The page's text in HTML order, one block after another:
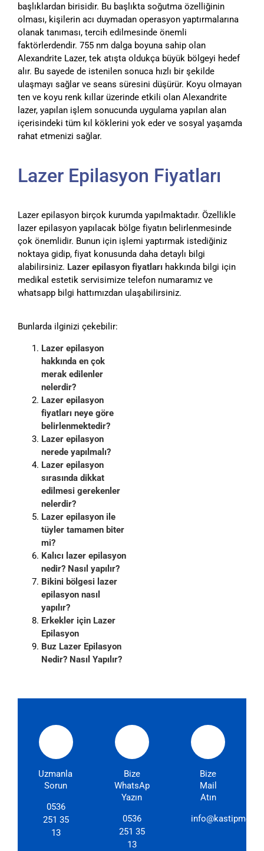
başlıklardan birisidir. Bu başlıkta soğutma özelliğinin
olması, kişilerin acı duymadan operasyon yaptırmalarına
olanak tanıması, tercih edilmesinde önemli
faktörlerdendir. 755 nm dalga boyuna sahip olan
Alexandrite Lazer, tek atışta oldukça büyük bölgeyi hedef
alır. Bu sayede de istenilen sonuca hızlı bir şekilde
ulaşmayı sağlar ve seans süresini düşürür. Koyu olmayan
ten ve koyu renk kıllar üzerinde etkili olan Alexandrite
lazer, yapılan işlem sonucunda uygulama yapılan alan
içerisindeki tüm kıl köklerini yok eder ve sosyal yaşamda
rahat etmenizi sağlar.
Lazer Epilasyon Fiyatları
Lazer epilasyon birçok kurumda yapılmaktadır. Özellikle
lazer epilasyon yapılacak bölge fiyatın belirlenmesinde
çok önemlidir. Bunun için işlemi yaptırmak istediğiniz
noktaya gidip, fiyat konusunda daha detaylı bilgi
alabilirsiniz. Lazer epilasyon fiyatları hakkında bilgi için
medikal estetik servisimize telefon numaramız ve
whatsapp bilgi hattımızdan ulaşabilirsiniz.
Bunlarda ilginizi çekebilir:
Lazer epilasyon
hakkında en çok
merak edilenler
nelerdir?
Lazer epilasyon
fiyatları neye göre
belirlenmektedir?
Lazer epilasyon
nerede yapılmalı?
Lazer epilasyon
sırasında dikkat
edilmesi gerekenler
nelerdir?
Lazer epilasyon ile
tüyler tamamen biter
mi?
Kalıcı lazer epilasyon
nedir? Nasıl yapılır?
Bikini bölgesi lazer
epilasyon nasıl
yapılır?
Erkekler için Lazer
Epilasyon
Buz Lazer Epilasyon
Nedir? Nasıl Yapılır?
Uzmanlarımıza
Sorun
0536
251 35
13
Bize
WhatsApp'dan
Yazın
0536
251 35
13
Bize
Mail
Atın